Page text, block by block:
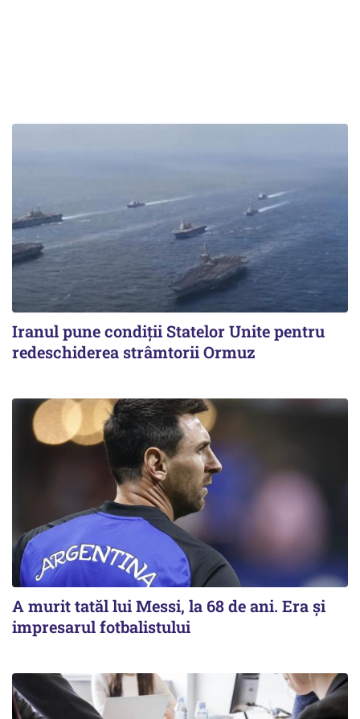
Iranul pune condiții Statelor Unite pentru
redeschiderea strâmtorii Ormuz
A murit tatăl lui Messi, la 68 de ani. Era și
impresarul fotbalistului